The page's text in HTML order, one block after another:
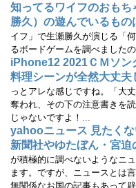
知ってるワイフのおも
勝久）の遊んでいるもの
イフ」で生瀬勝久が演じる「
るボードゲームを調べました
iPhone12 2021ＣＭソン
料理シーンが全然大丈夫
っとアレな感じですね。「大
奪われ、その下の注意書きを
じゃないですよ！...
yahooニュース 見たく
新聞社やゆたぼん・宮迫
が積極的に調べないようなニ
ます。ですが、ニュースとは
無関係なお国の記事もあって